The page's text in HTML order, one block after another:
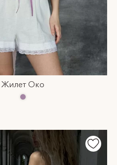
Жилет Око